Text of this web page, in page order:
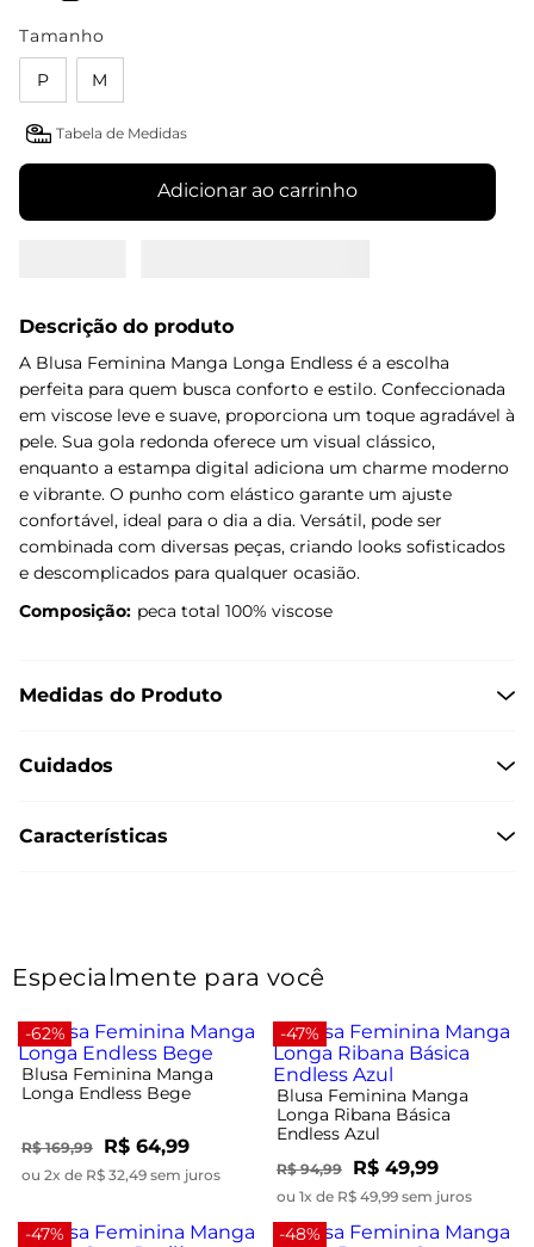
Tamanho
P M
Tabela de Medidas
Adicionar ao carrinho
Descrição do produto
A Blusa Feminina Manga Longa Endless é a escolha
perfeita para quem busca conforto e estilo. Confeccionada
em viscose leve e suave, proporciona um toque agradável à
pele. Sua gola redonda oferece um visual clássico,
enquanto a estampa digital adiciona um charme moderno
e vibrante. O punho com elástico garante um ajuste
confortável, ideal para o dia a dia. Versátil, pode ser
combinada com diversas peças, criando looks sofisticados
e descomplicados para qualquer ocasião.
Composição: peca total 100% viscose
Medidas do Produto
Cuidados
Características
Especialmente para você
-62%
Blusa Feminina Manga
Longa Endless Bege
R$ 169,99 R$ 64,99
ou 2x de R$ 32,49 sem juros
-47%
Blusa Feminina Manga
Longa Ribana Básica
Endless Azul
R$ 94,99 R$ 49,99
ou 1x de R$ 49,99 sem juros
-47% -48%